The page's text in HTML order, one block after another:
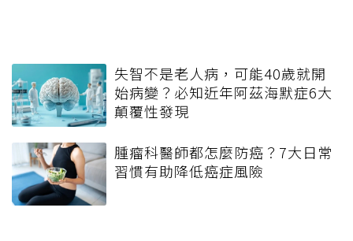
失智不是老人病，可能40歲就開
始病變？必知近年阿茲海默症6大
顛覆性發現
腫瘤科醫師都怎麼防癌？7大日常
習慣有助降低癌症風險